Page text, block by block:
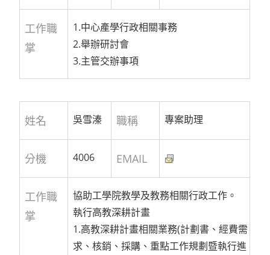
工作職
掌
1.中心產學行政相關事務
2.舉辦研討會
3.主管交辦事項
姓名 吳雪溱 職稱 專案助理
分機 4006 EMAIL
工作職
掌
協助工學院教學及教務相關行政工作。
執行高教深耕計畫
1.高教深耕計畫相關業務(計劃書、經費需
求、核銷、採購、重點工作規劃暨執行進